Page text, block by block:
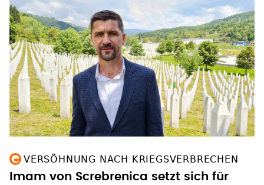
VERSÖHNUNG NACH KRIEGSVERBRECHEN
Imam von Screbrenica setzt sich für